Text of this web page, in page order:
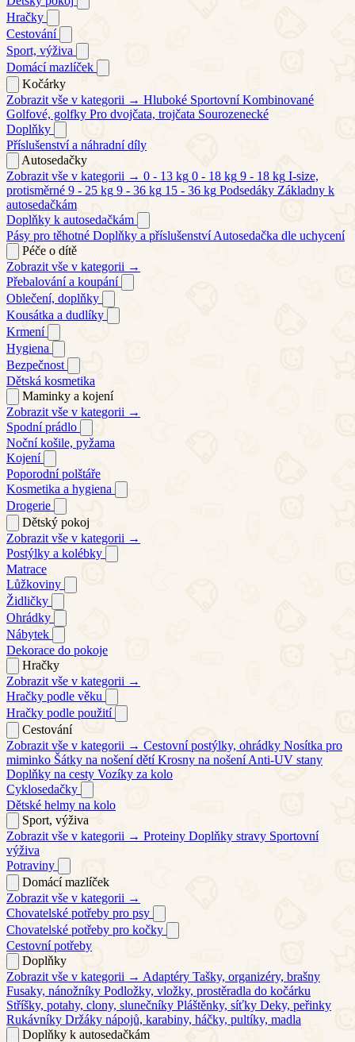
Hračky
Cestování
Sport, výživa
Domácí mazlíček
Kočárky
Zobrazit vše v kategorii → Hluboké Sportovní Kombinované
Golfové, golfky Pro dvojčata, trojčata Sourozenecké
Doplňky
Příslušenství a náhradní díly
Autosedačky
Zobrazit vše v kategorii → 0 - 13 kg 0 - 18 kg 9 - 18 kg I-size,
protisměrné 9 - 25 kg 9 - 36 kg 15 - 36 kg Podsedáky Základny k
autosedačkám
Doplňky k autosedačkám
Pásy pro těhotné Doplňky a příslušenství Autosedačka dle uchycení
Péče o dítě
Zobrazit vše v kategorii →
Přebalování a koupání
Oblečení, doplňky
Kousátka a dudlíky
Krmení
Hygiena
Bezpečnost
Dětská kosmetika
Maminky a kojení
Zobrazit vše v kategorii →
Spodní prádlo
Noční košile, pyžama
Kojení
Poporodní polštáře
Kosmetika a hygiena
Drogerie
Dětský pokoj
Zobrazit vše v kategorii →
Postýlky a kolébky
Matrace
Lůžkoviny
Židličky
Ohrádky
Nábytek
Dekorace do pokoje
Hračky
Zobrazit vše v kategorii →
Hračky podle věku
Hračky podle použití
Cestování
Zobrazit vše v kategorii → Cestovní postýlky, ohrádky Nosítka pro
miminko Šátky na nošení dětí Krosny na nošení Anti-UV stany
Doplňky na cesty Vozíky za kolo
Cyklosedačky
Dětské helmy na kolo
Sport, výživa
Zobrazit vše v kategorii → Proteiny Doplňky stravy Sportovní
výživa
Potraviny
Domácí mazlíček
Zobrazit vše v kategorii →
Chovatelské potřeby pro psy
Chovatelské potřeby pro kočky
Cestovní potřeby
Doplňky
Zobrazit vše v kategorii → Adaptéry Tašky, organizéry, brašny
Fusaky, nánožníky Podložky, vložky, prostěradla do kočárku
Stříšky, potahy, clony, slunečníky Pláštěnky, síťky Deky, peřinky
Rukávníky Držáky nápojů, karabiny, háčky, pultíky, madla
Doplňky k autosedačkám